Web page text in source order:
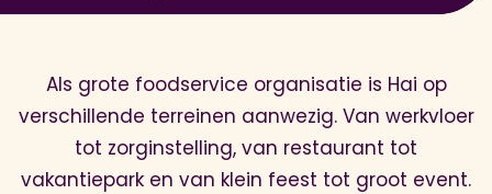
Als grote foodservice organisatie is Hai op
verschillende terreinen aanwezig. Van werkvloer
tot zorginstelling, van restaurant tot
vakantiepark en van klein feest tot groot event.